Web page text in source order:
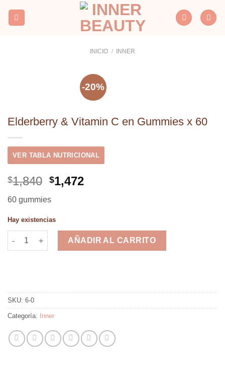
INICIO / INNER
-20%
Elderberry & Vitamin C en Gummies x 60
VER TABLA NUTRICIONAL
$1,840 El
original
era:
$1,840.
$1,472El
$1,472.
60 gummies
Hay existencias
Elderberry & Vitamin C en Gummies x 60 cantidad
AÑADIR AL CARRITO
SKU: 6-0
Categoría: Inner